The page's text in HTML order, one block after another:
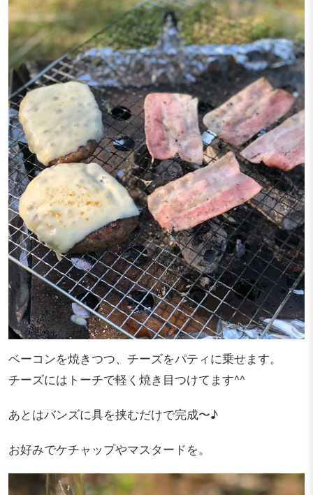
ベーコンを焼きつつ、チーズをパティに乗せます。
チーズにはトーチで軽く焼き目つけてます^^
あとはバンズに具を挟むだけで完成〜♪
お好みでケチャップやマスタードを。